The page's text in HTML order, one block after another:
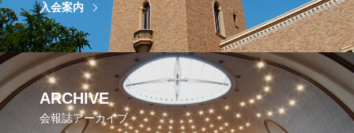
入会案内
ARCHIVE
会報誌アーカイブ